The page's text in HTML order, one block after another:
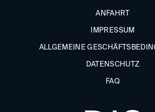
ANFAHRT
IMPRESSUM
ALLGEMEINE
DATENSCHUTZ
FAQ